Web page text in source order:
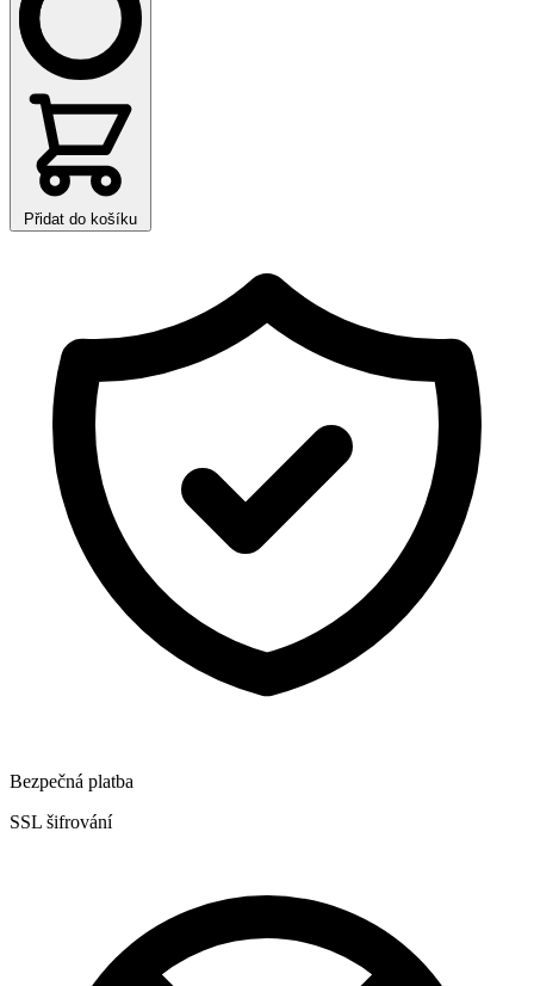
Přidat do košíku
Bezpečná platba
SSL šifrování